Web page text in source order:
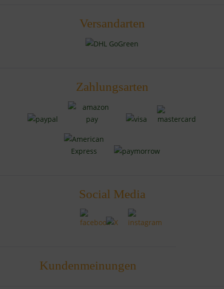
Versandarten
Zahlungsarten
Social Media
Kundenmeinungen